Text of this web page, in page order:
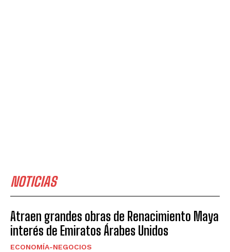
NOTICIAS
Atraen grandes obras de Renacimiento Maya
interés de Emiratos Árabes Unidos
ECONOMÍA-NEGOCIOS